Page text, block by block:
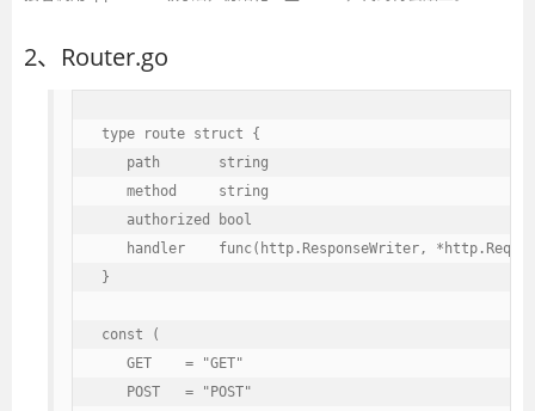
2、Router.go
type route struct {
   path       string
   method     string
   authorized bool
handler    func(http.ResponseWriter,
}
const (
   GET    = "GET"
   POST   = "POST"